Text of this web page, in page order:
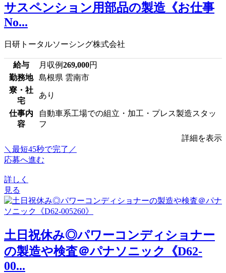
サスペンション用部品の製造《お仕事
No...
日研トータルソーシング株式会社
給与 月収例269,000円
勤務地
島根県 雲南市
寮・社
宅
あり
仕事内
容
自動車系工場での組立・加工・プレス製造スタッ
フ
詳細を表示
＼最短45秒で完了／
応募へ進む
詳しく
見る
土日祝休み◎パワーコンディショナー
の製造や検査＠パナソニック《D62-
00...